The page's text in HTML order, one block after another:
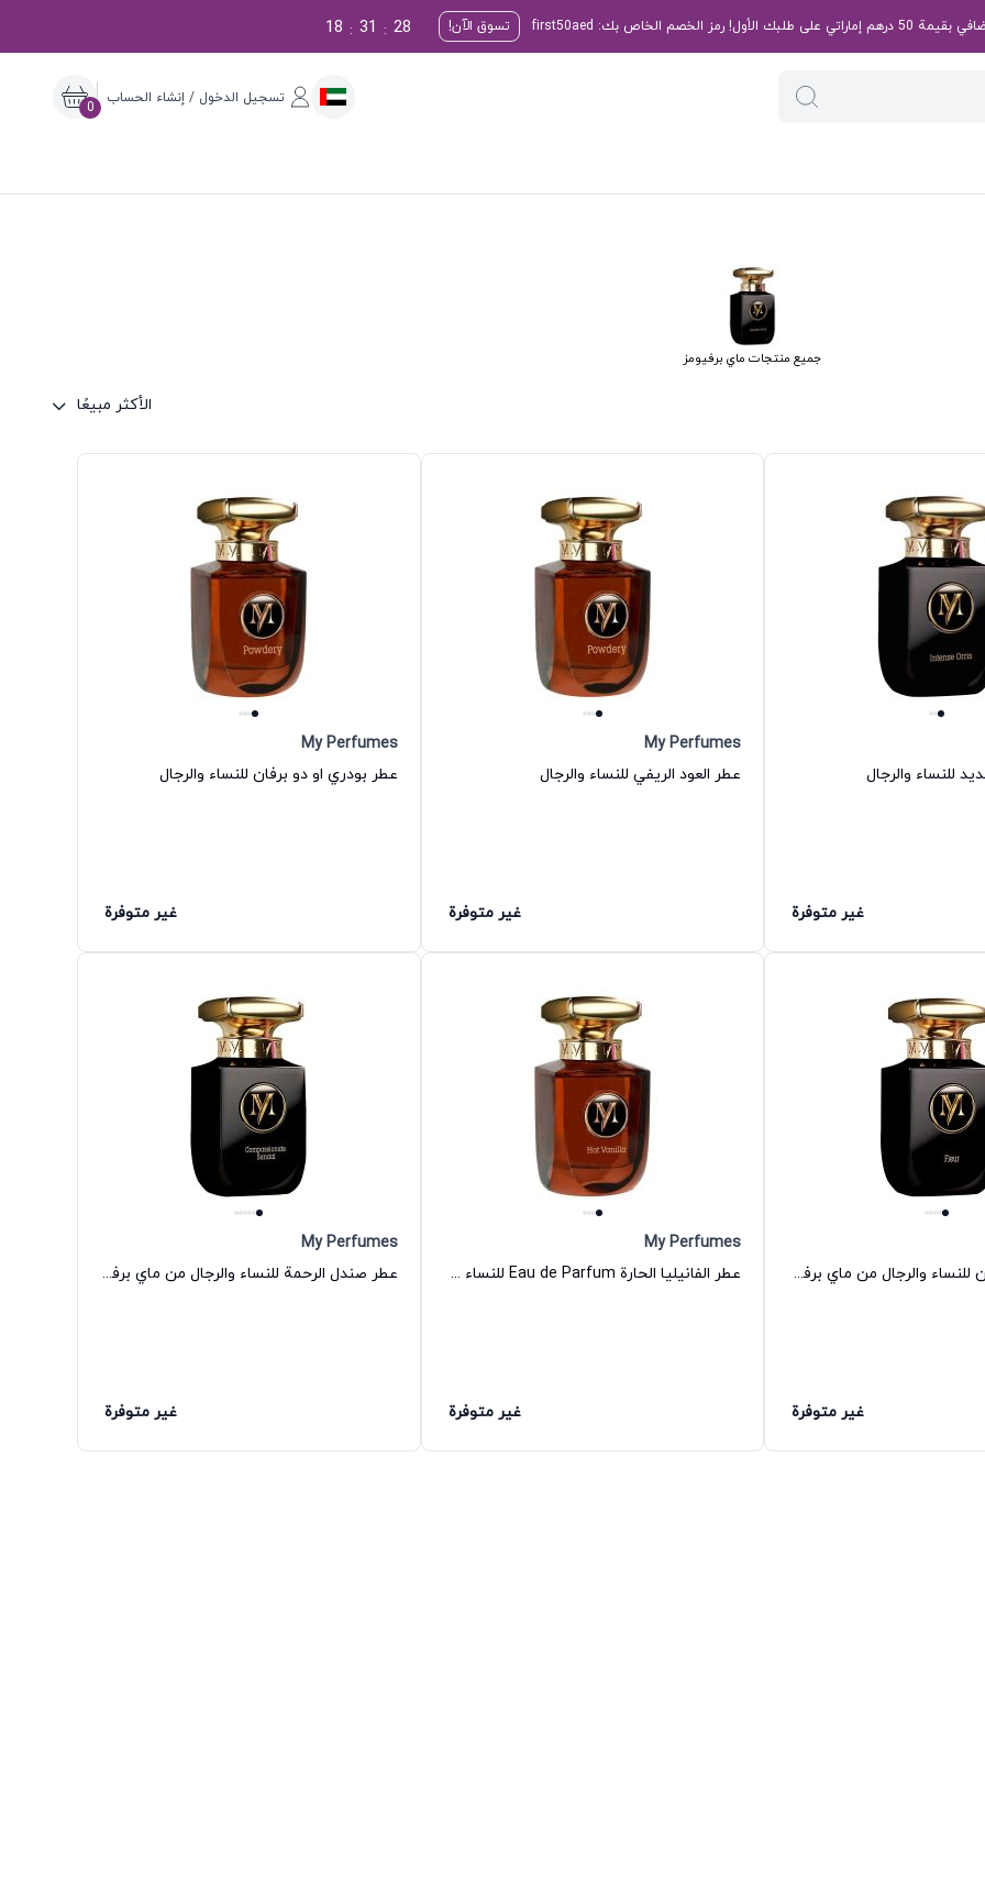
تسوق الآن! 27
:
31
:
18
تسجيل الدخول / إنشاء الحساب
0
جميع منتجات ماي برفيومز
الأكثر مبيعًا
للنساء والرجال
غير متوفرة
My Perfumes
عطر العود الريفي للنساء والرجال
غير متوفرة
My Perfumes
عطر بودري او دو برفان للنساء والرجال
غير متوفرة
فلور إو دي بارفان للنساء والرجال من ماي برفيومز
غير متوفرة
My Perfumes
عطر الفانيليا الحارة Eau de Parfum للنساء والرجال - My Perfumes
غير متوفرة
My Perfumes
عطر صندل الرحمة للنساء والرجال من ماي برفيومز
غير متوفرة